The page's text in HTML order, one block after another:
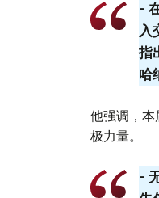
-
入
指
哈
他强调，本
极力量。
-